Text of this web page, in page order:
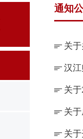
通知
关
汉
关
关
关